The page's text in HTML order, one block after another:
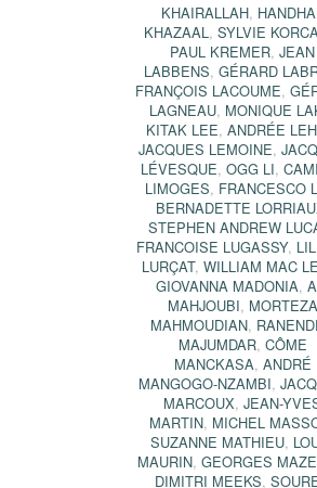
KHAIRALLAH,
KHAZAAL, SYLVIE
PAUL KREMER, JEAN
LABBENS, GÉRARD
FRANÇOIS LACOUME,
LAGNEAU, MONIQUE
KITAK LEE, ANDRÉE
JACQUES LEMOINE,
LÉVESQUE, OGG LI,
LIMOGES, FRANCESCO
BERNADETTE
STEPHEN ANDREW
FRANCOISE LUGASSY,
LURÇAT, WILLIAM MAC
GIOVANNA MADONIA,
MAHJOUBI, MORTEZA
MAHMOUDIAN,
MAJUMDAR, CÔME
MANCKASA, ANDRÉ
MANGOGO-NZAMBI,
MARCOUX, JEAN-
MARTIN, MICHEL
SUZANNE MATHIEU,
MAURIN, GEORGES
DIMITRI MEEKS,